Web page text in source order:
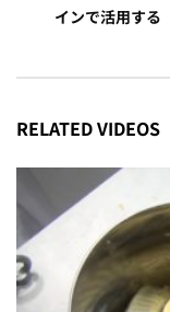
インで活用する
RELATED VIDEOS